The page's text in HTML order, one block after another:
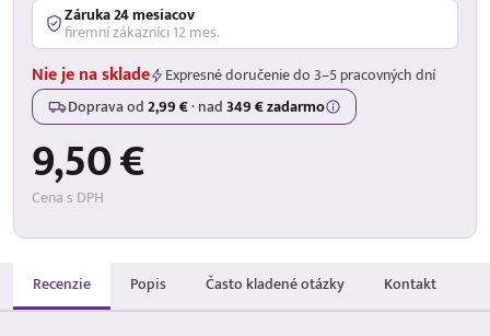
Záruka 24 mesiacov
firemní zákazníci 12 mes.
Nie je na sklade
Expresné doručenie do 3–5 pracovných dní
Doprava od2,99 €·nad349 € zadarmo
9,50 €
Cena s DPH
Recenzie Popis Často kladené otázky Kontakt